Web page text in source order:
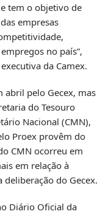
tem o objetivo de
empresas
no país”,
da Camex.
abril pelo Gecex, mas
do Tesouro
Nacional (CMN),
Proex provêm do
CMN ocorreu em
em relação à
do Gecex.
Diário Oficial da